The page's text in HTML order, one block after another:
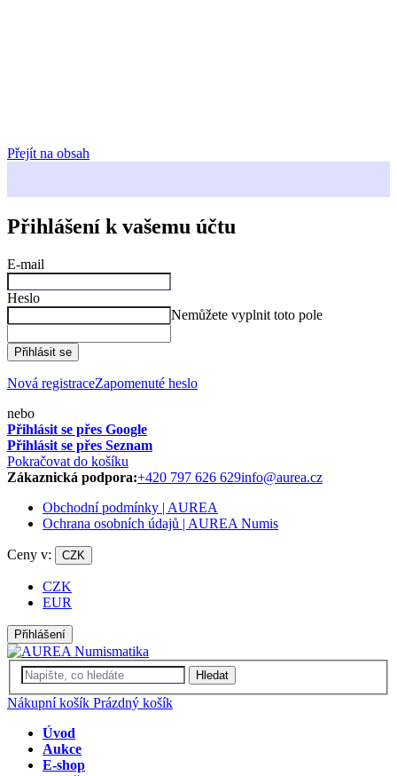
Přejít na obsah
Přihlášení k vašemu účtu
E-mail
Heslo
Nemůžete vyplnit toto pole
Přihlásit se
Nová registraceZapomenuté heslo
nebo
Přihlásit se přes Google
Přihlásit se přes Seznam
Pokračovat do košíku
Zákaznická podpora:+420 797 626 629info@aurea.cz
Obchodní podmínky | AUREA
Ochrana osobních údajů | AUREA Numis
Ceny v: CZK
CZK
EUR
Přihlášení
Hledat
Nákupní košík Prázdný košík
Úvod
Aukce
E-shop